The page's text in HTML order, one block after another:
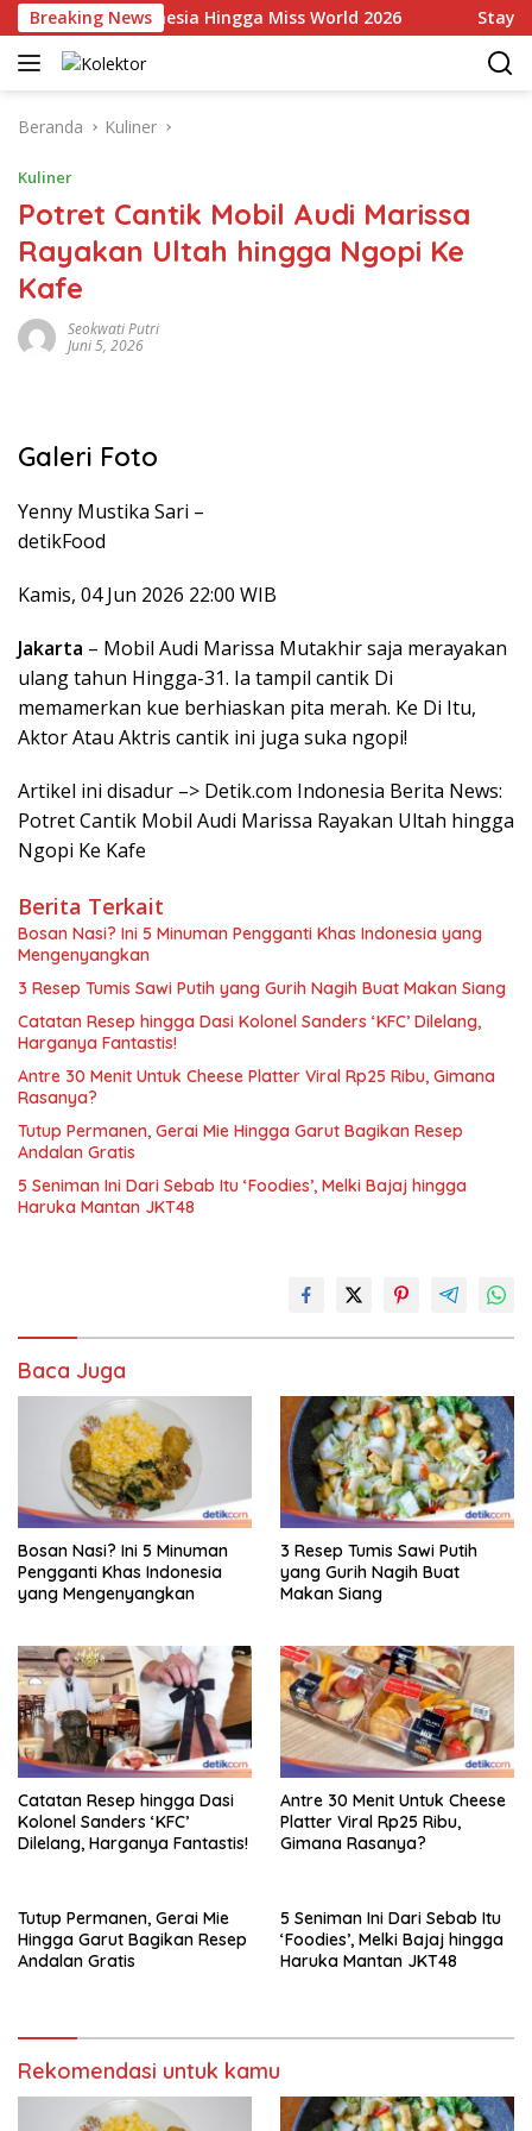
Langsung
ke
konten
Breaking News
Wakili Indonesia Hingga Miss World 2026
Beranda Kuliner
Kuliner
Potret Cantik Mobil Audi Marissa
Rayakan Ultah hingga Ngopi Ke
Kafe
Seokwati Putri
Juni 5, 2026
Galeri Foto
Yenny Mustika Sari –
detikFood
Kamis, 04 Jun 2026 22:00 WIB
Jakarta – Mobil Audi Marissa Mutakhir saja merayakan
ulang tahun Hingga-31. Ia tampil cantik Di
memamerkan kue berhiaskan pita merah. Ke Di Itu,
Aktor Atau Aktris cantik ini juga suka ngopi!
Artikel ini disadur –> Detik.com Indonesia Berita News:
Potret Cantik Mobil Audi Marissa Rayakan Ultah hingga
Ngopi Ke Kafe
Berita Terkait
Bosan Nasi? Ini 5 Minuman Pengganti Khas Indonesia yang
Mengenyangkan
3 Resep Tumis Sawi Putih yang Gurih Nagih Buat Makan Siang
Catatan Resep hingga Dasi Kolonel Sanders ‘KFC’ Dilelang,
Harganya Fantastis!
Antre 30 Menit Untuk Cheese Platter Viral Rp25 Ribu, Gimana
Rasanya?
Tutup Permanen, Gerai Mie Hingga Garut Bagikan Resep
Andalan Gratis
5 Seniman Ini Dari Sebab Itu ‘Foodies’, Melki Bajaj hingga
Haruka Mantan JKT48
Baca Juga
Bosan Nasi? Ini 5 Minuman
Pengganti Khas Indonesia
yang Mengenyangkan
3 Resep Tumis Sawi Putih
yang Gurih Nagih Buat
Makan Siang
Catatan Resep hingga Dasi
Kolonel Sanders ‘KFC’
Dilelang, Harganya Fantastis!
Antre 30 Menit Untuk Cheese
Platter Viral Rp25 Ribu,
Gimana Rasanya?
Tutup Permanen, Gerai Mie
Hingga Garut Bagikan Resep
Andalan Gratis
5 Seniman Ini Dari Sebab Itu
‘Foodies’, Melki Bajaj hingga
Haruka Mantan JKT48
Rekomendasi untuk kamu